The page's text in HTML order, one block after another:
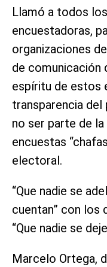
Llamó a todos
encuestadoras,
organizaciones
de comunicación
espíritu de estos
transparencia del
no ser parte de
encuestas
electoral.
“Que nadie se
cuentan” con
“Que nadie se
Marcelo Ortega,